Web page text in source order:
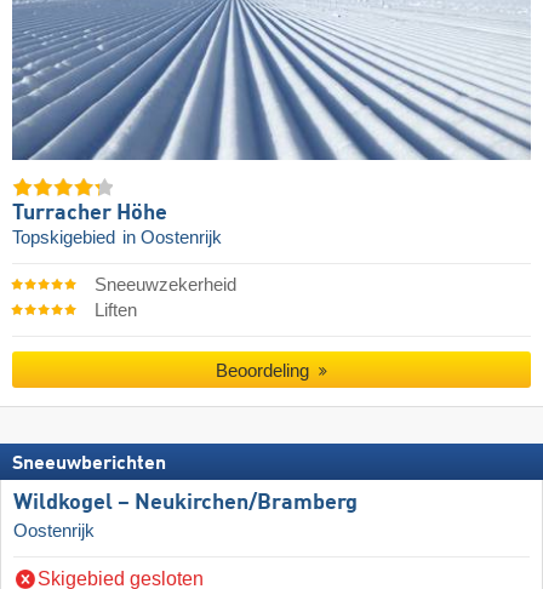
Turracher Höhe
Topskigebied in Oostenrijk
Sneeuwzekerheid
Liften
Beoordeling
Sneeuwberichten
Wildkogel – Neukirchen/​Bramberg
Oostenrijk
Skigebied gesloten